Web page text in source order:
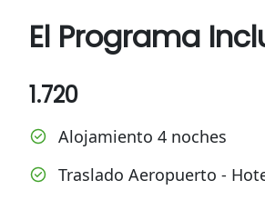
El Programa
1.720
Alojamiento 4 noches
Traslado Aeropuerto -